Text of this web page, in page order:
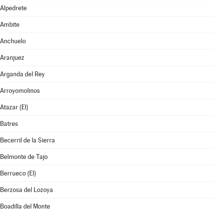
Alpedrete
Ambite
Anchuelo
Aranjuez
Arganda del Rey
Arroyomolinos
Atazar (El)
Batres
Becerril de la Sierra
Belmonte de Tajo
Berrueco (El)
Berzosa del Lozoya
Boadilla del Monte